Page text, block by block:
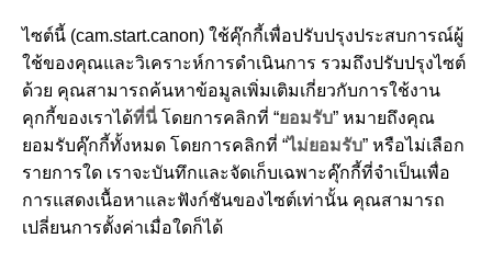
D180-027
การถ่ายภาพพื้นฐาน
บทนี้อธิบายถึงวิธีการใช้โหมดถ่ายภาพพื้นฐานบนปุ่มโหมดเพื่อให้ได้ผลลัพธ์ที่ดี
ที่สุด
ไซต์นี้ (cam.start.canon) ใช้คุ๊กกี้เพื่อปรับปรุงประสบการณ์ผู้
ใช้ของคุณและวิเคราะห์การดำเนินการ รวมถึงปรับปรุงไซต์
ด้วย คุณสามารถค้นหาข้อมูลเพิ่มเติมเกี่ยวกับการใช้งาน
คุกกี้ของเราได้ที่นี่โดยการคลิกที่ “ยอมรับ” หมายถึงคุณ
ยอมรับคุ๊กกี้ทั้งหมด โดยการคลิกที่ “ไม่ยอมรับ” หรือไม่เลือก
รายการใด เราจะบันทึกและจัดเก็บเฉพาะคุ๊กกี้ที่จำเป็นเพื่อ
การแสดงเนื้อหาและฟังก์ชันของไซต์เท่านั้น คุณสามารถ
เปลี่ยนการตั้งค่าเมื่อใดก็ได้